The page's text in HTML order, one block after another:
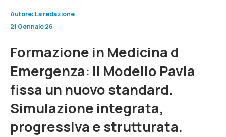
21 Gennaio 26
Autore: La redazione
Formazione in Medicina d
Emergenza: il Modello Pavia
fissa un nuovo standard.
Simulazione integrata,
progressiva e strutturata.